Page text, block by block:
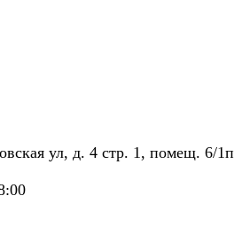
ул, д. 4 стр. 1, помещ. 6/1п